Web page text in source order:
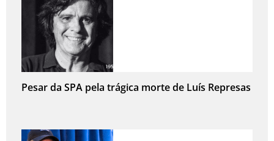
Pesar da SPA pela trágica morte de Luís Represas